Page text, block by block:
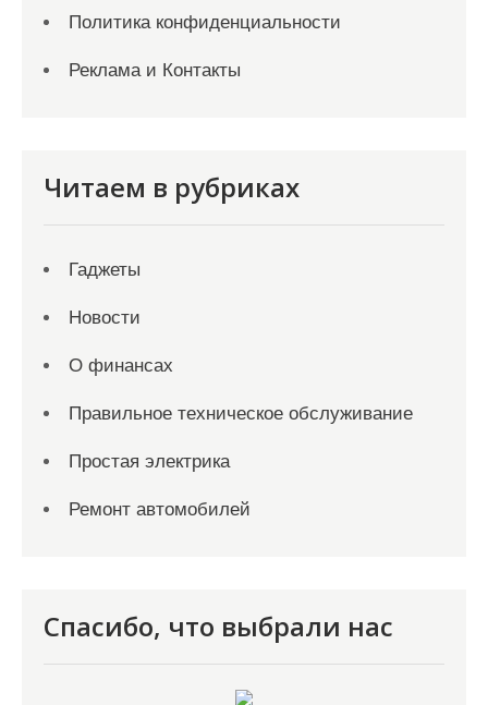
Политика конфиденциальности
Реклама и Контакты
Читаем в рубриках
Гаджеты
Новости
О финансах
Правильное техническое обслуживание
Простая электрика
Ремонт автомобилей
Спасибо, что выбрали нас